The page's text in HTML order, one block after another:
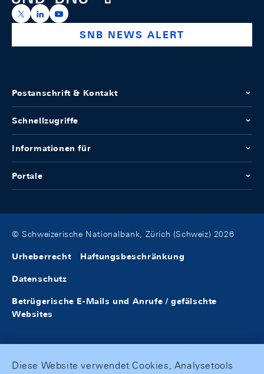
https://x.com/snb_bns
https://ch.linkedin.com/company/swiss-national-
https://www.youtube.com/@swissnationalbank
SNB NEWS ALERT
Postanschrift & Kontakt
Schnellzugriffe
Informationen für
Portale
© Schweizerische Nationalbank, Zürich (Schweiz) 2026
Urheberrecht Haftungsbeschränkung
Datenschutz
Betrügerische E-Mails und Anrufe / gefälschte
Websites
Diese Website verwendet Cookies, Analysetools